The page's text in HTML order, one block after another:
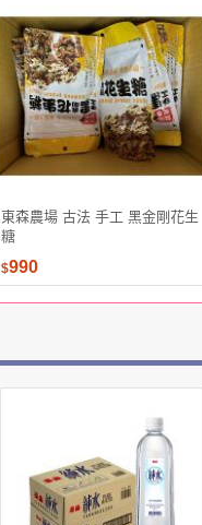
東森農場 古法 手工 黑金剛花生
糖
$990